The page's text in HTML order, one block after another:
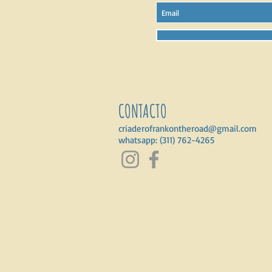
CONTACTO
criaderofrankontheroad@gmail.com
whatsapp: (311) 762-4265